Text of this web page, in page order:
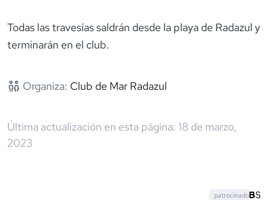
Todas las travesías saldrán desde la playa de Radazul y
terminarán en el club.
Organiza: Club de Mar Radazul
Última actualización en esta página: 18 de marzo,
2023
patrocinado